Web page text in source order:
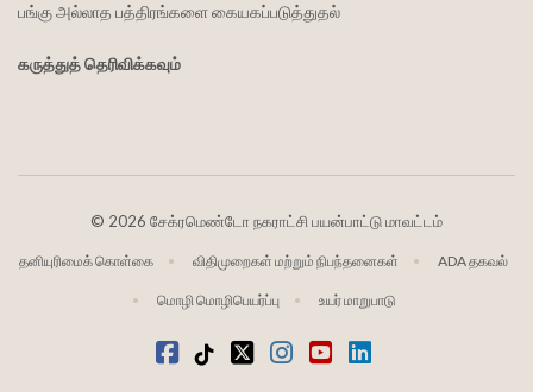
பங்கு அல்லாத பத்திரங்களை கையகப்படுத்துதல்
கருத்துத் தெரிவிக்கவும்
© 2026 சேக்ரமெண்டோ நகராட்சி பயன்பாட்டு மாவட்டம்
தனியுரிமைக் கொள்கை விதிமுறைகள் மற்றும் நிபந்தனைகள் ADA தகவல்
மொழி மொழிபெயர்ப்பு உயர் மாறுபாடு
முகநூல்
டிக்டோக்ட்விட்டர்Instagram
வலைஒளி
LinkedIn